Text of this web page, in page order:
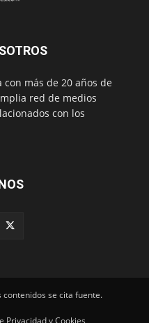
con más de 20 años de
red de medios
con los
se cita fuente.
Privacidad y Cookies